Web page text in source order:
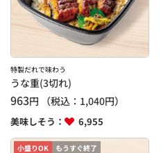
特製だれで味わう
うな重(3切れ)
963円 （税込： 1,040円）
美味しそう： 6,955
小盛りOK もうすぐ終了